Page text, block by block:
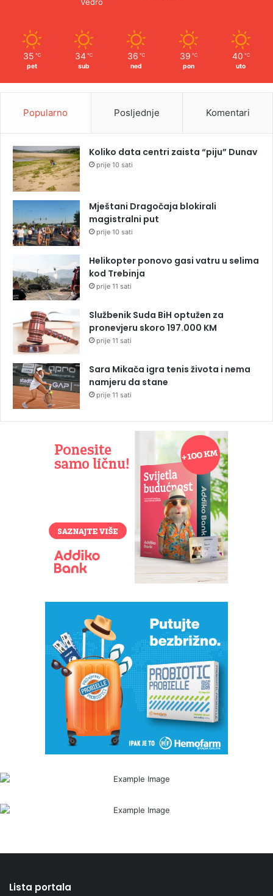
35 ℃
pet
34 ℃
sub
36 ℃
ned
39 ℃
pon
40 ℃
uto
Popularno Posljednje Komentari
Koliko data centri zaista “piju” Dunav
prije 10 sati
Mještani Dragočaja blokirali
magistralni put
prije 10 sati
Helikopter ponovo gasi vatru u selima
kod Trebinja
prije 11 sati
Službenik Suda BiH optužen za
pronevjeru skoro 197.000 KM
prije 11 sati
Sara Mikača igra tenis života i nema
namjeru da stane
prije 11 sati
Lista portala